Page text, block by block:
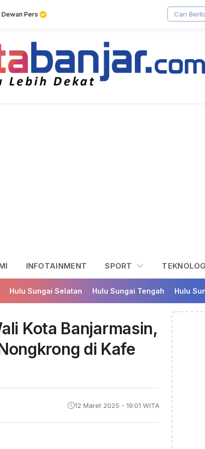
Pers
INFOTAINMENT SPORT
Hulu Sungai Selatan Hulu Sungai Tengah Hulu
Kota Banjarmasin,
di Kafe
12 Maret 2025 - 19:01 WITA